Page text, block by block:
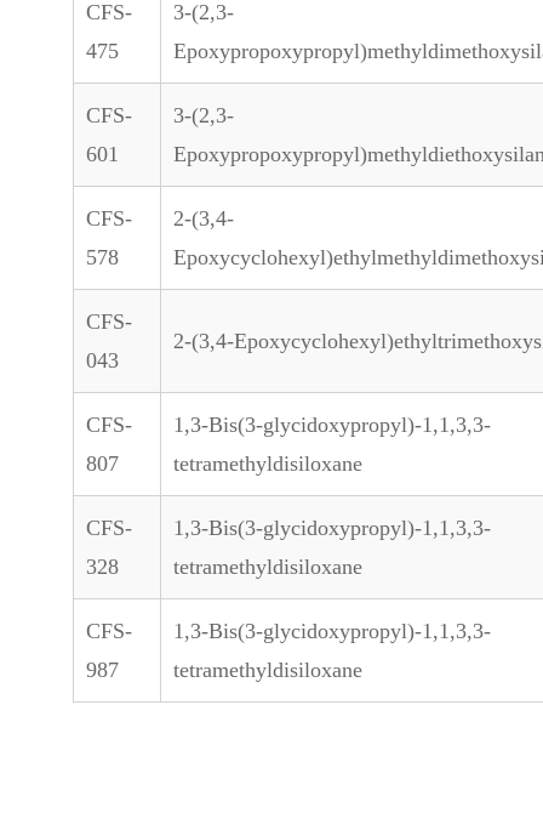
CFS-
475
3-(2,3-
CFS-
601
3-(2,3-
CFS-
578
2-(3,4-
CFS-
043
2-(3,4-
CFS-
807
1,3-Bis(3-glycidoxypropyl)-1,1,3,3-
tetramethyldisiloxane
CFS-
328
1,3-Bis(3-glycidoxypropyl)-1,1,3,3-
tetramethyldisiloxane
CFS-
987
1,3-Bis(3-glycidoxypropyl)-1,1,3,3-
tetramethyldisiloxane